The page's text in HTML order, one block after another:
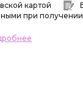
картой
при получении